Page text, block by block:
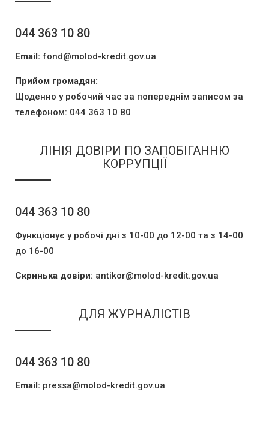
044 363 10 80
Email: fond@molod-kredit.gov.ua
Прийом громадян:
Щоденно у робочий час за попереднім записом за
телефоном: 044 363 10 80
ЛІНІЯ ДОВІРИ ПО ЗАПОБІГАННЮ
КОРРУПЦІЇ
044 363 10 80
Функціонує у робочі дні з 10-00 до 12-00 та з 14-00
до 16-00
Скринька довіри: antikor@molod-kredit.gov.ua
ДЛЯ ЖУРНАЛІСТІВ
044 363 10 80
Email: pressa@molod-kredit.gov.ua